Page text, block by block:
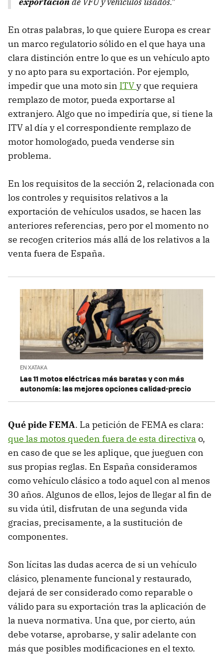
En otras palabras, lo que quiere Europa es crear
un marco regulatorio sólido en el que haya una
clara distinción entre lo que es un vehículo apto
y no apto para su exportación. Por ejemplo,
impedir que una moto sin ITVy que requiera
remplazo de motor, pueda exportarse al
extranjero. Algo que no impediría que, si tiene la
ITV al día y el correspondiente remplazo de
motor homologado, pueda venderse sin
problema.
En los requisitos de la sección 2, relacionada con
los controles y requisitos relativos a la
exportación de vehículos usados, se hacen las
anteriores referencias, pero por el momento no
se recogen criterios más allá de los relativos a la
venta fuera de España.
EN XATAKA
Las 11 motos eléctricas más baratas y con más
autonomía: las mejores opciones calidad-precio
Qué pide FEMA. La petición de FEMA es clara:
que las motos queden fuera de esta directiva o,
en caso de que se les aplique, que jueguen con
sus propias reglas. En España consideramos
como vehículo clásico a todo aquel con al menos
30 años. Algunos de ellos, lejos de llegar al fin de
su vida útil, disfrutan de una segunda vida
gracias, precisamente, a la sustitución de
componentes.
Son lícitas las dudas acerca de si un vehículo
clásico, plenamente funcional y restaurado,
dejará de ser considerado como reparable o
válido para su exportación tras la aplicación de
la nueva normativa. Una que, por cierto, aún
debe votarse, aprobarse, y salir adelante con
más que posibles modificaciones en el texto.